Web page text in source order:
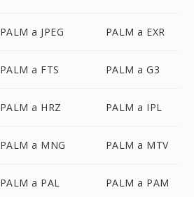
PALM a JPEG PALM a EXR
PALM a FTS PALM a G3
PALM a HRZ PALM a IPL
PALM a MNG PALM a MTV
PALM a PAL PALM a PAM